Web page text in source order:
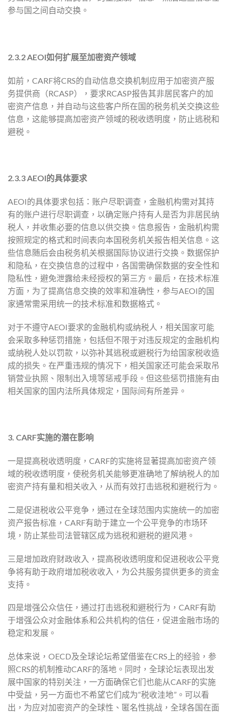
参与国之间自动交换。
2.3.2 AEOI如何扩展至加密资产领域
如前，CARF将CRS的自动信息交换机制应用于加密资产服
务提供商（RCASP），要求RCASP报告其非居民客户的加
密资产信息，并自动与这些客户所在国的税务机关交换这些
信息，这能够提高加密资产领域的税收透明度，防止逃税和
避税。
2.3.3 AEOI的具体要求
AEOI的具体要求包括：账户尽职调查，金融机构需对其持
有的账户进行尽职调查，以确定账户持有人是否为非居民纳
税人，并收集必要的信息以供交换。信息报告，金融机构需
按照规定的格式和时间表向本国税务机关报告相关信息。这
些信息随后会由税务机关根据国际协议进行交换。数据保护
和隐私，在交换信息的过程中，各国需确保数据的安全性和
隐私性，避免泄露给未经授权的第三方。最后，在技术标准
方面，为了提高信息交换的效率和准确性，参与AEOI的国
家通常需采用统一的技术标准和数据格式。
对于不遵守AEOI要求的金融机构或纳税人，相关国家可能
会采取多种惩罚措施，包括但不限于对违反规定的金融机构
或纳税人处以罚款，以弥补其逃税或避税行为给国家税收造
成的损失。在严重违规的情况下，相关国家还可能会采取吊
销营业执照、限制出入境等惩戒手段。但这些惩罚措施有由
相关国家的国内法所具体规定，国际间有所差异。
3. CARF实施的潜在影响
一是提高税收透明度，CARF的实施将显著提高加密资产领
域的税收透明度，使税务机关能够更准确地了解纳税人的加
密资产持有量和相关收入，从而有效打击逃税和避税行为。
二是促进税收公平竞争，通过在全球范围内实施统一的加密
资产报告标准，CARF有助于建立一个公平竞争的市场环
境，防止某些司法管辖区成为逃税和避税的避风港。
三是增加政府财政收入，提高税收透明度和促进税收公平竞
争将有助于政府增加税收收入，为公共服务提供更多的资金
支持。
四是增强公众信任，通过打击逃税和避税行为，CARF有助
于增强公众对金融体系和公共机构的信任，促进金融市场的
稳定和发展。
总体来说，OECD及全球论坛希望借鉴在CRS上的经验，参
照CRS的机制推动CARF的落地。同时，全球论坛表现出发
展中国家的特别关注，一方面确保它们也能从CARF的实施
中受益，另一方面也不希望它们成为“税收洼地”。可以看
出，为应对加密资产的全球性、匿名性挑战，全球各国在面